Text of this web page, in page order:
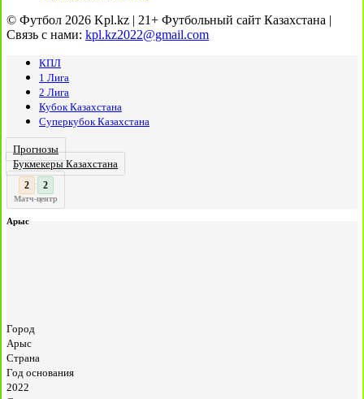
© Футбол 2026 Kpl.kz | 21+ Футбольный сайт Казахстана |
Связь с нами: kpl.kz2022@gmail.com
КПЛ
1 Лига
2 Лига
Кубок Казахстана
Суперкубок Казахстана
Прогнозы
Букмекеры Казахстана
3
:
Матч-центр
Арыс
Город
Арыс
Страна
Год основания
2022